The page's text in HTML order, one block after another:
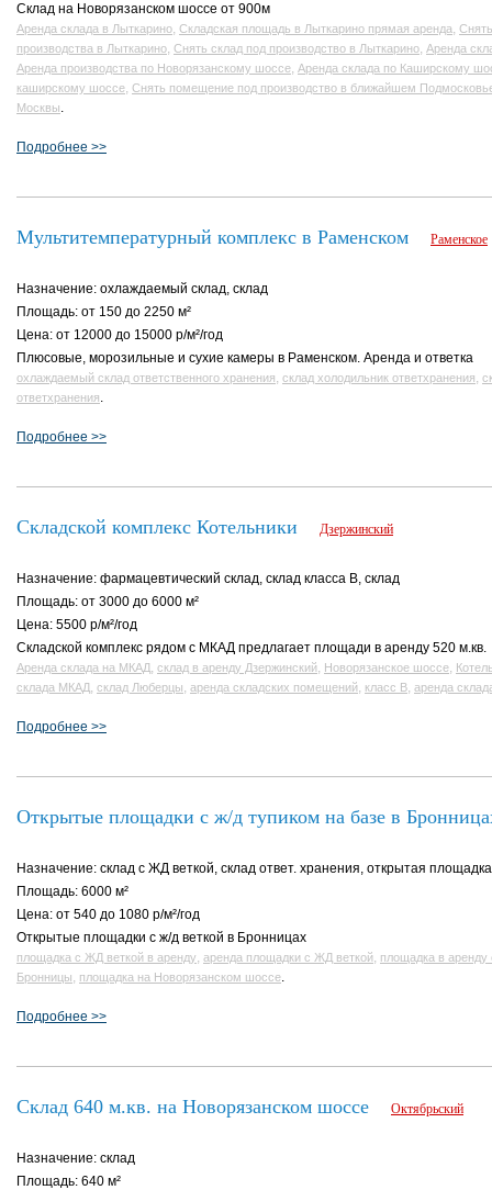
Склад на Новорязанском шоссе от 900м
Аренда склада в Лыткарино, Складская площадь в Лыткарино прямая аренда,
производства в Лыткарино, Снять склад под производство в Лыткарино, Аренда
Аренда производства по Новорязанскому шоссе, Аренда склада по Каширскому
каширскому шоссе, Снять помещение под производство в ближайшем
Москвы.
Подробнее >>
Мультитемпературный комплекс в Раменском Раменское
Назначение: охлаждаемый склад, склад
Площадь: от 150 до 2250 м²
Цена: от 12000 до 15000 р/м²/год
Плюсовые, морозильные и сухие камеры в Раменском. Аренда и ответка
охлаждаемый склад ответственного хранения, склад холодильник ответхранения,
ответхранения.
Подробнее >>
Складской комплекс Котельники Дзержинский
Назначение: фармацевтический склад, склад класса B, склад
Площадь: от 3000 до 6000 м²
Цена: 5500 р/м²/год
Складской комплекс рядом с МКАД предлагает площади в аренду 520 м.кв.
Аренда склада на МКАД, склад в аренду Дзержинский, Новорязанское шоссе,
склада МКАД, склад Люберцы, аренда складских помещений, класс В, аренда
Подробнее >>
Открытые площадки с ж/д тупиком на базе в
Назначение: склад с ЖД веткой, склад ответ. хранения, открытая площадка
Площадь: 6000 м²
Цена: от 540 до 1080 р/м²/год
Открытые площадки с ж/д веткой в Бронницах
площадка с ЖД веткой в аренду, аренда площадки с ЖД веткой, площадка в аренду
Бронницы, площадка на Новорязанском шоссе.
Подробнее >>
Склад 640 м.кв. на Новорязанском шоссе Октябрьский
Назначение: склад
Площадь: 640 м²